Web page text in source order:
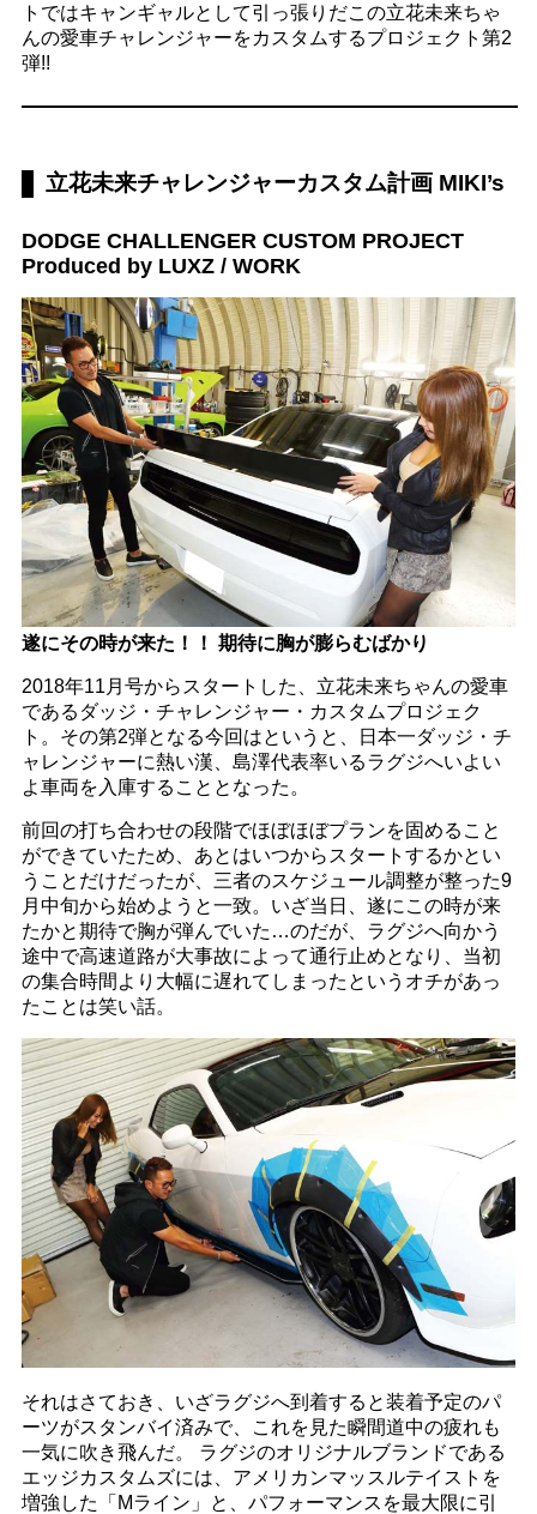
トではキャンギャルとして引っ張りだこの立花未来ちゃ
んの愛車チャレンジャーをカスタムするプロジェクト第2
弾!!
立花未来チャレンジャーカスタム計画 MIKI’s
DODGE CHALLENGER CUSTOM PROJECT
Produced by LUXZ / WORK
遂にその時が来た！！ 期待に胸が膨らむばかり
2018年11月号からスタートした、立花未来ちゃんの愛車
であるダッジ・チャレンジャー・カスタムプロジェク
ト。その第2弾となる今回はというと、日本一ダッジ・チ
ャレンジャーに熱い漢、島澤代表率いるラグジへいよい
よ車両を入庫することとなった。
前回の打ち合わせの段階でほぼほぼプランを固めること
ができていたため、あとはいつからスタートするかとい
うことだけだったが、三者のスケジュール調整が整った9
月中旬から始めようと一致。いざ当日、遂にこの時が来
たかと期待で胸が弾んでいた…のだが、ラグジへ向かう
途中で高速道路が大事故によって通行止めとなり、当初
の集合時間より大幅に遅れてしまったというオチがあっ
たことは笑い話。
それはさておき、いざラグジへ到着すると装着予定のパ
ーツがスタンバイ済みで、これを見た瞬間道中の疲れも
一気に吹き飛んだ。 ラグジのオリジナルブランドである
エッジカスタムズには、アメリカンマッスルテイストを
増強した「Mライン」と、パフォーマンスを最大限に引